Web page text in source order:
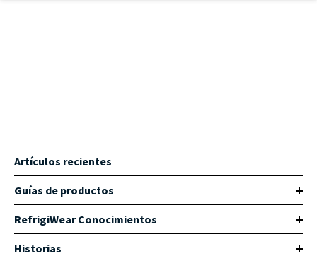
Artículos recientes
Guías de productos
RefrigiWear Conocimientos
Historias